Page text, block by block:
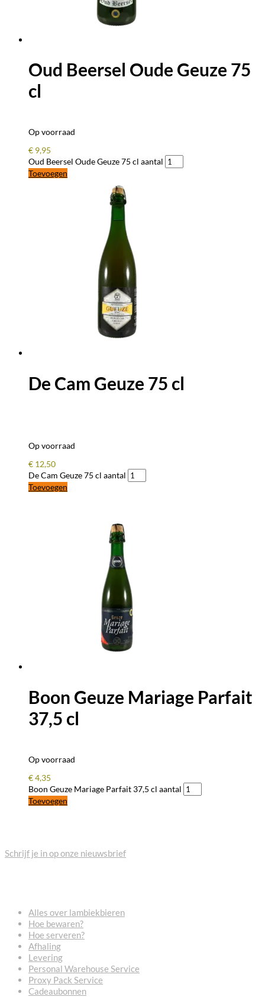
Oud Beersel Oude Geuze 75
cl
Op voorraad
€ 9,95
Oud Beersel Oude Geuze 75 cl aantal
Toevoegen
De Cam Geuze 75 cl
Op voorraad
€ 12,50
De Cam Geuze 75 cl aantal
Toevoegen
Boon Geuze Mariage Parfait
37,5 cl
Op voorraad
€4,35
Boon Geuze Mariage Parfait 37,5 cl aantal
Toevoegen
Schrijf je in op onze nieuwsbrief
Alles over lambiekbieren
Hoe bewaren?
Hoe serveren?
Afhaling
Levering
Personal Warehouse Service
Proxy Pack Service
Cadeaubonnen